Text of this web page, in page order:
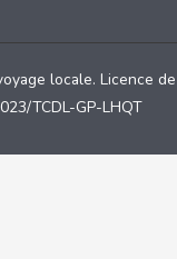
locale. Licence de
TCDL-GP-LHQT